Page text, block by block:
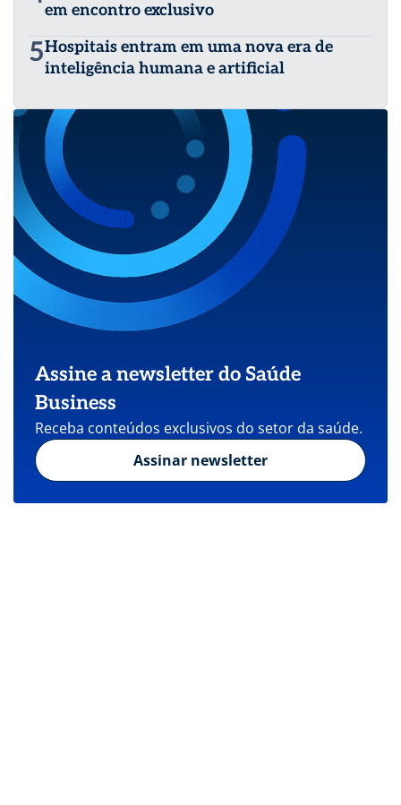
em encontro exclusivo
5Hospitais entram em uma nova era de
inteligência humana e artificial
Assine a newsletter do Saúde
Business
Receba conteúdos exclusivos do setor da saúde.
Assinar newsletter